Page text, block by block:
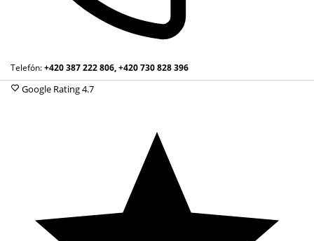
Telefón:+420 387 222 806, +420 730 828 396
Google Rating4.7